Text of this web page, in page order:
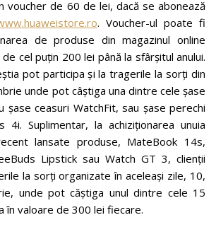
voucher de 60 de lei, dacă se abonează
. Voucher-ul poate fi
de produse din magazinul online
cel puțin 200 lei până la sfârșitul anului.
pot participa și la tragerile la sorți din
unde pot câștiga una dintre cele șase
șase ceasuri WatchFit, sau șase perechi
4i. Suplimentar, la achiziționarea unuia
lansate produse, MateBook 14s,
Lipstick sau Watch GT 3, clienții
la sorți organizate în aceleași zile, 10,
unde pot căștiga unul dintre cele 15
în valoare de 300 lei fiecare.